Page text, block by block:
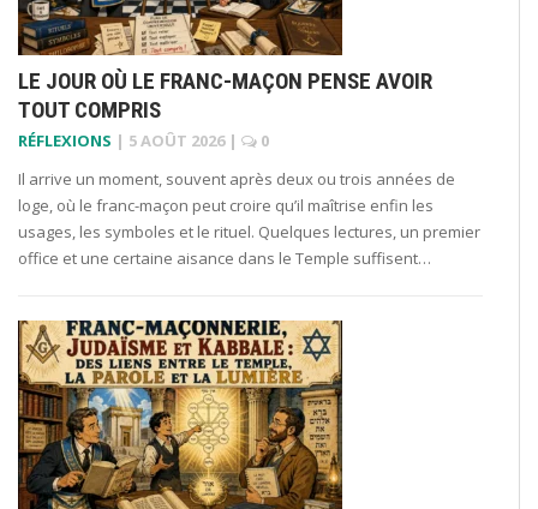
LE JOUR OÙ LE FRANC-MAÇON PENSE AVOIR
TOUT COMPRIS
RÉFLEXIONS | 5 AOÛT 2026 |
0
Il arrive un moment, souvent après deux ou trois années de
loge, où le franc-maçon peut croire qu’il maîtrise enfin les
usages, les symboles et le rituel. Quelques lectures, un premier
office et une certaine aisance dans le Temple suffisent…